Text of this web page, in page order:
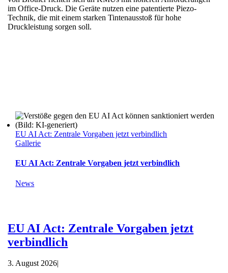
im Office-Druck. Die Geräte nutzen eine patentierte Piezo-
Technik, die mit einem starken Tintenausstoß für hohe
Druckleistung sorgen soll.
EU AI Act: Zentrale Vorgaben jetzt verbindlich
Gallerie
EU AI Act: Zentrale Vorgaben jetzt verbindlich
News
EU AI Act: Zentrale Vorgaben jetzt
verbindlich
3. August 2026|